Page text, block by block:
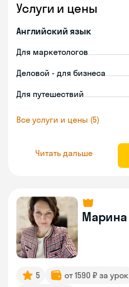
Услуги и цены
Английский язык
Для маркетологов
Деловой - для бизнеса
Для путешествий
Все услуги и цены (5)
Читать дальше
Марина
5 от 1590 ₽ за урок